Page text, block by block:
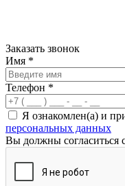
Заказать звонок
Имя *
Телефон *
Я ознакомлен(а) и
персональных данных
Вы должны согласиться